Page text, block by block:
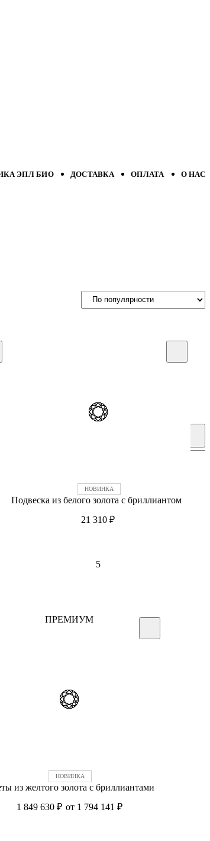
ЭПЛ БИО ДОСТАВКА ОПЛАТА О НАС
Подвеска из белого золота с бриллиантом
21 310 ₽
5
ПРЕМИУМ
из желтого золота с бриллиантами
1 849 630 ₽ от 1 794 141 ₽